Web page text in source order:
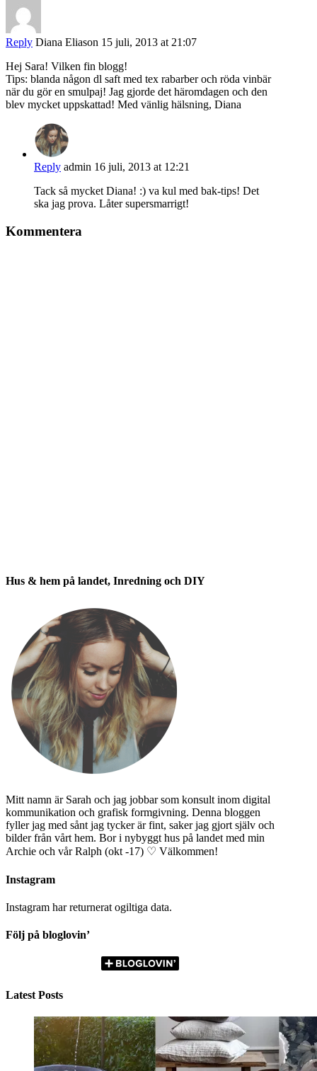
Reply Diana Eliason 15 juli, 2013 at 21:07
Hej Sara! Vilken fin blogg!
Tips: blanda någon dl saft med tex rabarber och röda vinbär
när du gör en smulpaj! Jag gjorde det häromdagen och den
blev mycket uppskattad! Med vänlig hälsning, Diana
Reply admin 16 juli, 2013 at 12:21
Tack så mycket Diana! :) va kul med bak-tips! Det
ska jag prova. Låter supersmarrigt!
Kommentera
Hus & hem på landet, Inredning och DIY
Mitt namn är Sarah och jag jobbar som konsult inom digital
kommunikation och grafisk formgivning. Denna bloggen
fyller jag med sånt jag tycker är fint, saker jag gjort själv och
bilder från vårt hem. Bor i nybyggt hus på landet med min
Archie och vår Ralph (okt -17) ♡ Välkommen!
Instagram
Instagram har returnerat ogiltiga data.
Följ på bloglovin’
Latest Posts